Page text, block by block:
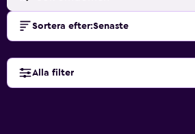
Sortera efter:Senaste
Alla filter